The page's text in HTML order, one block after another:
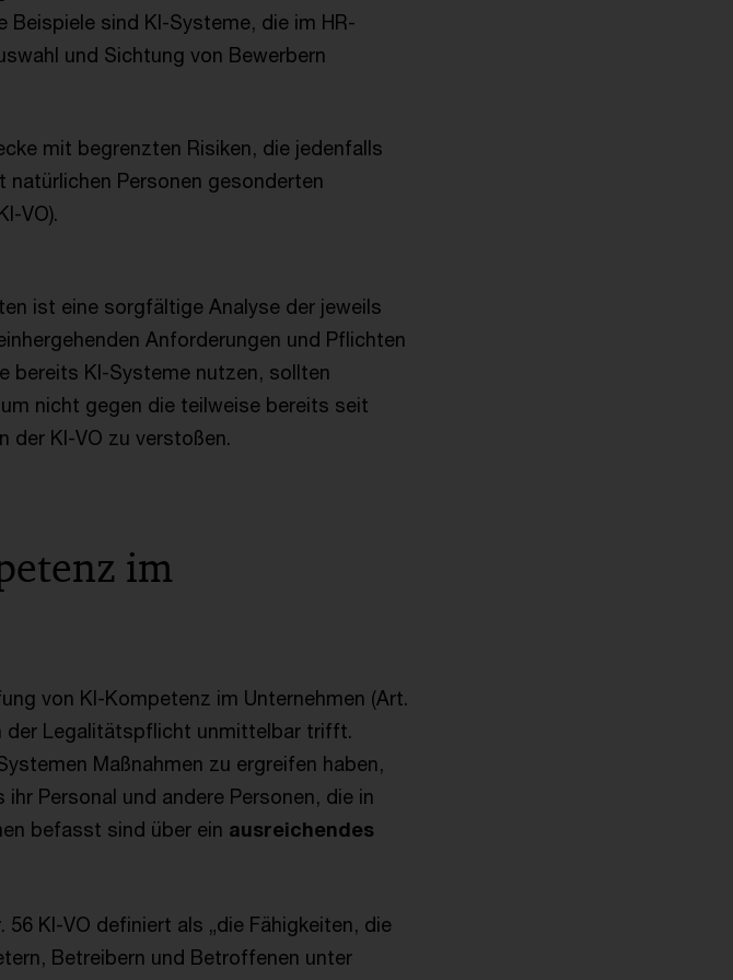
sind KI-Systeme, die im HR-
und Sichtung von Bewerbern
mit begrenzten Risiken, die jedenfalls
Personen gesonderten
VO).
ist eine sorgfältige Analyse der jeweils
Anforderungen und Pflichten
bereits KI-Systeme nutzen, sollten
nicht gegen die teilweise bereits seit
der KI-VO zu verstoßen.
im
von KI-Kompetenz im Unternehmen (Art.
der Legalitätspflicht unmittelbar trifft.
Maßnahmen zu ergreifen haben,
Personal und andere Personen, die in
befasst sind über ein ausreichendes
KI-VO definiert als „die Fähigkeiten, die
Betreibern und Betroffenen unter